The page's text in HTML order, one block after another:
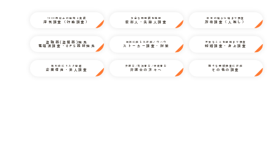
1000件以上の経験と実績
浮気調査（行動調査）
万全な情報網を駆使
家出人・失踪人調査
日本の端から端まで調査
所在調査（人探し）
盗聴器(盗撮器)発見
電磁波調査・GPS器材発見
状況に応じた対応ノウハウ
ストーカー調査・対策
不安なことを細部まで調査
結婚調査・身上調査
取引前にリスク回避
企業信用・法人調査
弁護士/司法書士/行政書士
弁護士の方々へ
様々な探偵調査に対応
その他の調査